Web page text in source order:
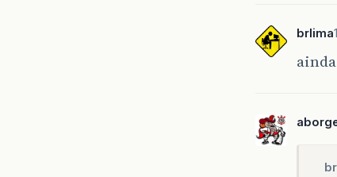
brlima